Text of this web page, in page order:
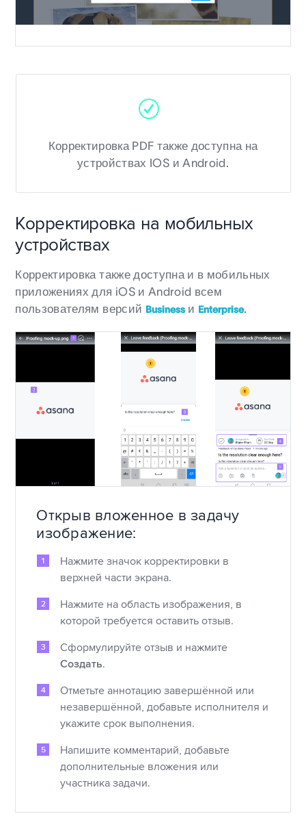
Корректировка PDF также доступна на
устройствах IOS и Android.
Корректировка на мобильных
устройствах
Корректировка также доступна и в мобильных
приложениях для iOS и Android всем
пользователям версий Businessи Enterprise.
Открыв вложенное в задачу
изображение:
Нажмите значок корректировки в
верхней части экрана.
Нажмите на область изображения, в
которой требуется оставить отзыв.
Сформулируйте отзыв и нажмите
Создать.
Отметьте аннотацию завершённой или
незавершённой, добавьте исполнителя и
укажите срок выполнения.
Напишите комментарий, добавьте
дополнительные вложения или
участника задачи.